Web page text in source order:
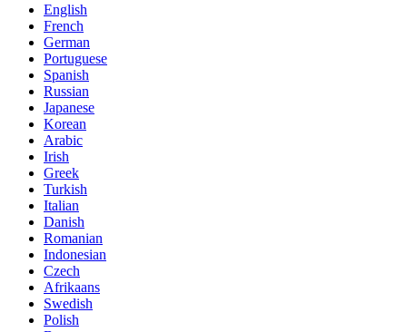
English
French
German
Portuguese
Spanish
Russian
Japanese
Korean
Arabic
Irish
Greek
Turkish
Italian
Danish
Romanian
Indonesian
Czech
Afrikaans
Swedish
Polish